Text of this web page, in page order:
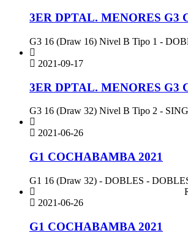
3ER DPTAL. MENORES G3
G3 16 (Draw 16) Nivel B Tipo 1 -
2021-09-17
3ER DPTAL. MENORES G3
G3 16 (Draw 32) Nivel B Tipo 2 -
2021-06-26
G1 COCHABAMBA 2021
G1 16 (Draw 32) - DOBLES -
2021-06-26
G1 COCHABAMBA 2021